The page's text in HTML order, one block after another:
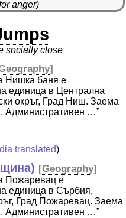
anger)
socially close
]
Нишка баня е
единица в Централна
окръг, Град Ниш. Заема
Административен …”
translated)
[Geography]
Пожаревац е
единица в Сърбия,
Град Пожаревац. Заема
Административен …”